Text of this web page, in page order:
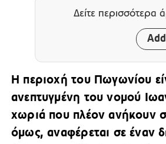
Δείτε περισσότερα
Η περιοχή του Πωγωνίου
ανεπτυγμένη του νομού
χωριά που πλέον ανήκουν
όμως, αναφέρεται σε έναν